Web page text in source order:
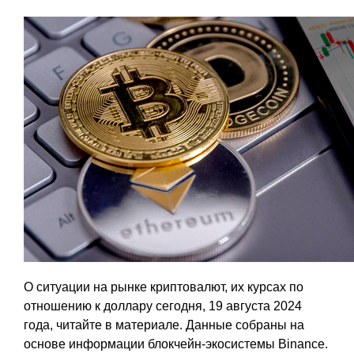
О ситуации на рынке криптовалют, их курсах по
отношению к доллару сегодня, 19 августа 2024
года, читайте в материале. Данные собраны на
основе информации блокчейн-экосистемы Binance.